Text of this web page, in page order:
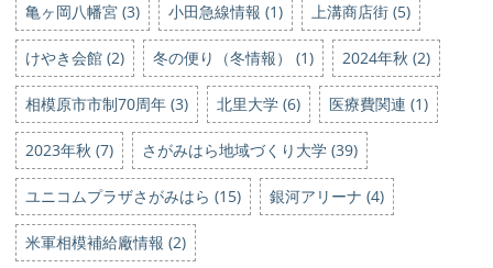
亀ヶ岡八幡宮 (3) 小田急線情報 (1) 上溝商店街 (5)
けやき会館 (2) 冬の便り（冬情報） (1) 2024年秋 (2)
相模原市市制70周年 (3) 北里大学 (6) 医療費関連 (1)
2023年秋 (7) さがみはら地域づくり大学 (39)
ユニコムプラザさがみはら (15) 銀河アリーナ (4)
米軍相模補給廠情報 (2)